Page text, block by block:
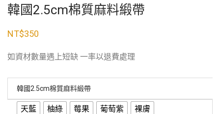
韓國2.5cm棉質麻料緞帶
NT$350
如資材數量遇上短缺 一率以退費處理
韓國2.5cm棉質麻料緞帶
天藍 柚綠 莓果 葡萄紫 裸膚